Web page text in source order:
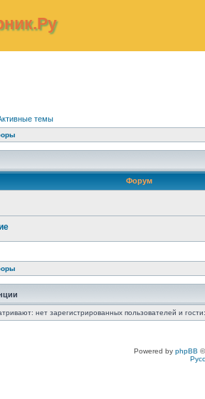
темы
Форум
нет зарегистрированных пользователей и
Powered by phpBB